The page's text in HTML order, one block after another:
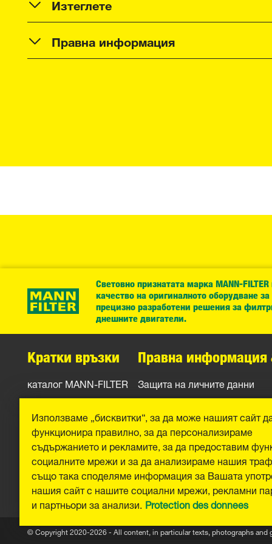
Правна информация
Световно признатата марка MANN-
качество на оригиналното оборудване
прецизно разработени решения за
днешните двигатели.
Кратки връзки
каталог MANN-FILTER
Правна информация
Защита на личните данни
Отпечатък
© Copyright 2020-2026 - All content, in particular texts, photographs and
Използваме „бисквитки“, за да може нашият сайт
функционира правилно, за да персонализираме
съдържанието и рекламите, за да предоставим
социалните мрежи и за да анализираме нашия
също така споделяме информация за Вашата
нашия сайт с нашите социални мрежи, рекламни
и партньори за анализи. Protection des donnees